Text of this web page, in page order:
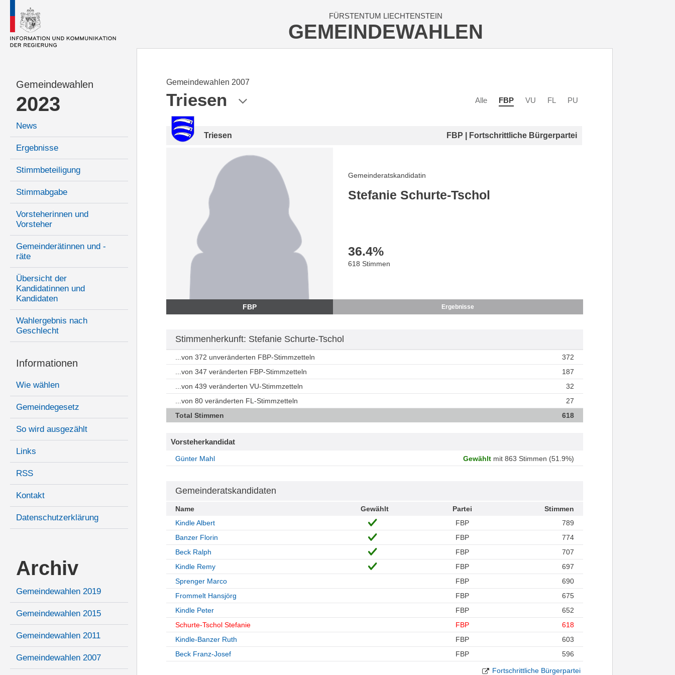
FÜRSTENTUM LIECHTENSTEIN
GEMEINDEWAHLEN
Gemeindewahlen
2023
News
Ergebnisse
Stimmbeteiligung
Stimmabgabe
Vorsteherinnen und
Vorsteher
Gemeinderätinnen und -
räte
Übersicht der
Kandidatinnen und
Kandidaten
Wahlergebnis nach
Geschlecht
Informationen
Wie wählen
Gemeindegesetz
So wird ausgezählt
Links
RSS
Kontakt
Datenschutzerklärung
Archiv
Gemeindewahlen 2019
Gemeindewahlen 2015
Gemeindewahlen 2011
Gemeindewahlen 2007
Gemeindewahlen 2007
Triesen Alle FBP VU FL PU
Triesen FBP | Fortschrittliche Bürgerpartei
FBP
Gemeinderatskandidatin
Stefanie Schurte-Tschol
36.4%
618 Stimmen
Ergebnisse
Stimmenherkunft: Stefanie Schurte-Tschol
...von 372 unveränderten FBP-Stimmzetteln
372
...von 347 veränderten FBP-Stimmzetteln
187
...von 439 veränderten VU-Stimmzetteln
32
...von 80 veränderten FL-Stimmzetteln
27
Total Stimmen
618
Vorsteherkandidat
Günter Mahl Gewähltmit 863 Stimmen (51.9%)
Gemeinderatskandidaten
Name Gewählt Partei
Stimmen
Kindle Albert
FBP
789
Banzer Florin
FBP
774
Beck Ralph
FBP
707
Kindle Remy
FBP
697
Sprenger Marco
FBP
690
Frommelt Hansjörg
FBP
675
Kindle Peter
FBP
652
Schurte-Tschol Stefanie
FBP
618
Kindle-Banzer Ruth
FBP
603
Beck Franz-Josef
FBP 596
Fortschrittliche Bürgerpartei